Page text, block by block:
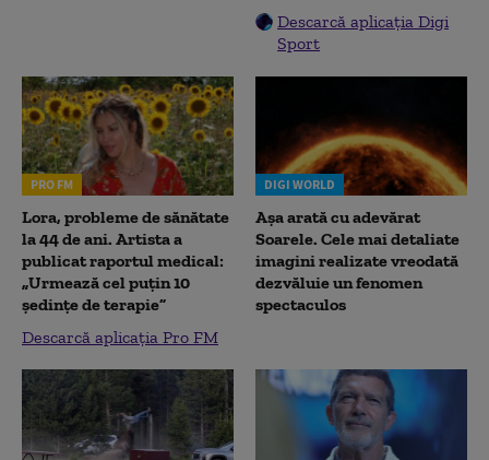
Descarcă aplicația Digi
Sport
PRO FM
Lora, probleme de sănătate
la 44 de ani. Artista a
publicat raportul medical:
„Urmează cel puțin 10
ședințe de terapie”
Descarcă aplicația Pro FM
DIGI WORLD
Așa arată cu adevărat
Soarele. Cele mai detaliate
imagini realizate vreodată
dezvăluie un fenomen
spectaculos